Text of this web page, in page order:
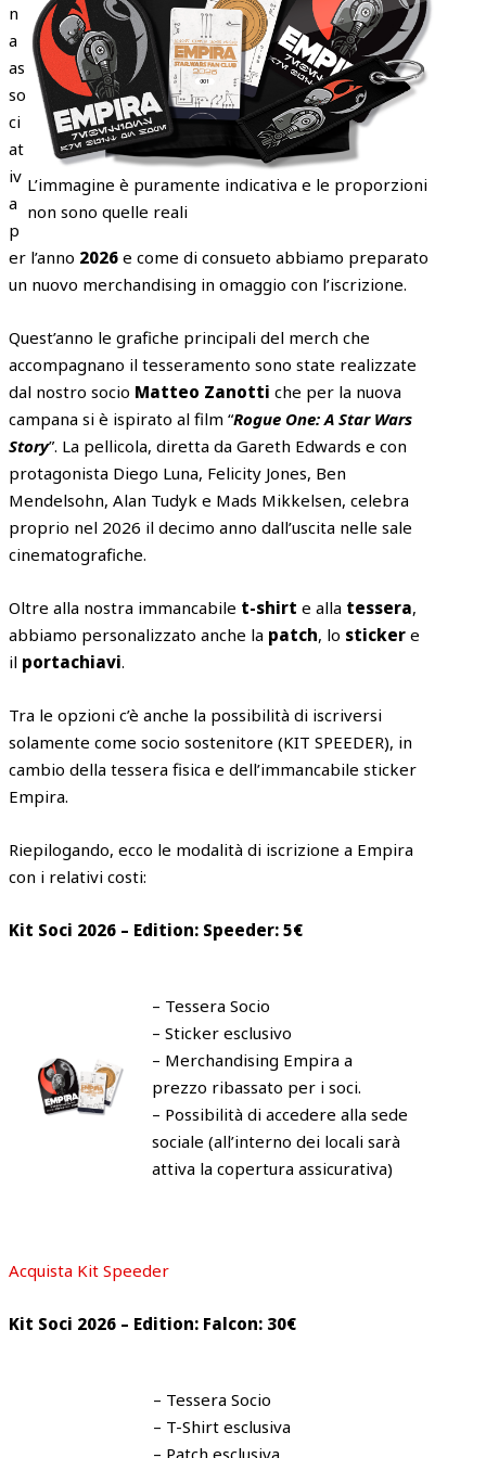
L’immagine è puramente indicativa e le proporzioni
non sono quelle reali
n
a
as
so
ci
at
iv
a
p
er l’anno 2026 e come di consueto abbiamo preparato
un nuovo merchandising in omaggio con l’iscrizione.
Quest’anno le grafiche principali del merch che
accompagnano il tesseramento sono state realizzate
dal nostro socio Matteo Zanotti che per la nuova
campana si è ispirato al film “Rogue One: A Star Wars
Story”. La pellicola, diretta da Gareth Edwards e con
protagonista Diego Luna, Felicity Jones, Ben
Mendelsohn, Alan Tudyk e Mads Mikkelsen, celebra
proprio nel 2026 il decimo anno dall’uscita nelle sale
cinematografiche.
Oltre alla nostra immancabile t-shirt e alla tessera,
abbiamo personalizzato anche la patch, lo sticker e
il portachiavi.
Tra le opzioni c’è anche la possibilità di iscriversi
solamente come socio sostenitore (KIT SPEEDER), in
cambio della tessera fisica e dell’immancabile sticker
Empira.
Riepilogando, ecco le modalità di iscrizione a Empira
con i relativi costi:
Kit Soci 2026 – Edition: Speeder: 5€
– Tessera Socio
– Sticker esclusivo
– Merchandising Empira a
prezzo ribassato per i soci.
– Possibilità di accedere alla sede
sociale (all’interno dei locali sarà
attiva la copertura assicurativa)
Acquista Kit Speeder
Kit Soci 2026 – Edition: Falcon: 30€
– Tessera Socio
– T-Shirt esclusiva
– Patch esclusiva